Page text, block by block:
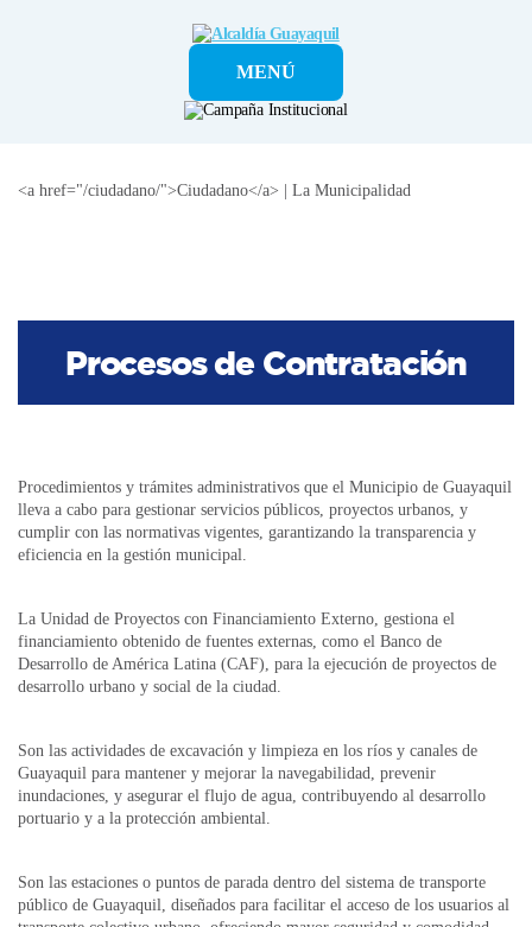
Alcaldía
GuayaquilMENÚ
<a href="/ciudadano/">Ciudadano</a> | La Municipalidad
Procesos de Contratación
Procedimientos y trámites administrativos que el Municipio de Guayaquil
lleva a cabo para gestionar servicios públicos, proyectos urbanos, y
cumplir con las normativas vigentes, garantizando la transparencia y
eficiencia en la gestión municipal.
La Unidad de Proyectos con Financiamiento Externo, gestiona el
financiamiento obtenido de fuentes externas, como el Banco de
Desarrollo de América Latina (CAF), para la ejecución de proyectos de
desarrollo urbano y social de la ciudad.
Son las actividades de excavación y limpieza en los ríos y canales de
Guayaquil para mantener y mejorar la navegabilidad, prevenir
inundaciones, y asegurar el flujo de agua, contribuyendo al desarrollo
portuario y a la protección ambiental.
Son las estaciones o puntos de parada dentro del sistema de transporte
público de Guayaquil, diseñados para facilitar el acceso de los usuarios al